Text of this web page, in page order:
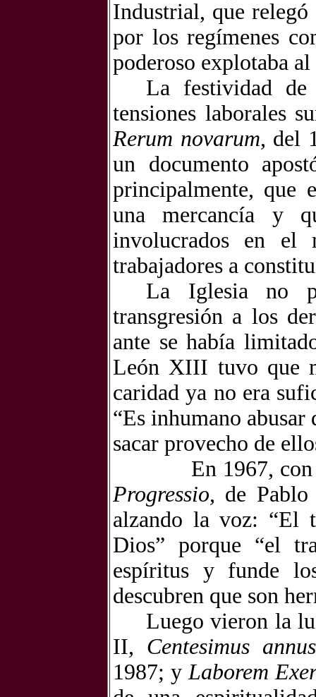
Industrial, que
por los regímenes
poderoso explotaba
La festividad
tensiones laborales
Rerum novarum, del
un documento
principalmente, que
una mercancía y
involucrados en el
trabajadores a
La Iglesia no
transgresión a los
ante se había
León XIII tuvo que
caridad ya no era
“Es inhumano abusar
sacar provecho de
En 1967,
Progressio, de
alzando la voz: “El
Dios” porque “el
espíritus y funde
descubren que son
Luego vieron la
II, Centesimus annus
1987; yLaborem